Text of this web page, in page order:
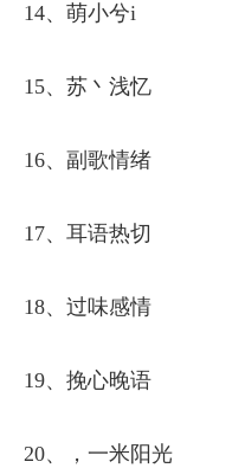
14、萌小兮i
15、苏丶浅忆
16、副歌情绪
17、耳语热切
18、过味感情
19、挽心晚语
20、，一米阳光